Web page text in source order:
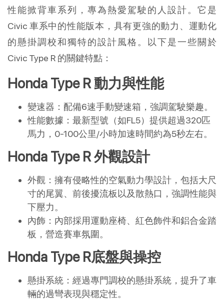
性能掀背車系列，專為熱愛駕駛的人設計。它是
Civic 車系中的性能版本，具有更強的動力、運動化
的懸掛調校和獨特的設計風格。以下是一些關於
Civic Type R 的關鍵特點：
Honda Type R 動力與性能
變速器：配備6速手動變速箱，強調駕駛樂趣。
性能數據：最新型號（如FL5）提供超過320匹
馬力，0-100公里/小時加速時間約為5秒左右。
Honda Type R 外觀設計
外觀：擁有侵略性的空氣動力學設計，包括大尺
寸的尾翼、前後擾流板以及散熱口，強調性能與
下壓力。
內飾：內部採用運動座椅、紅色飾件和鋁合金踏
板，營造賽車氛圍。
Honda Type R底盤與操控
懸掛系統：經過專門調校的懸掛系統，提升了車
輛的過彎表現與穩定性。